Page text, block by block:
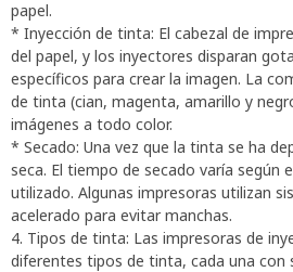
papel.
* Inyección de tinta: El cabezal de
del papel, y los inyectores disparan
específicos para crear la imagen. La
de tinta (cian, magenta, amarillo y
imágenes a todo color.
* Secado: Una vez que la tinta se ha
seca. El tiempo de secado varía según
utilizado. Algunas impresoras utilizan
acelerado para evitar manchas.
4. Tipos de tinta: Las impresoras de
diferentes tipos de tinta, cada una con